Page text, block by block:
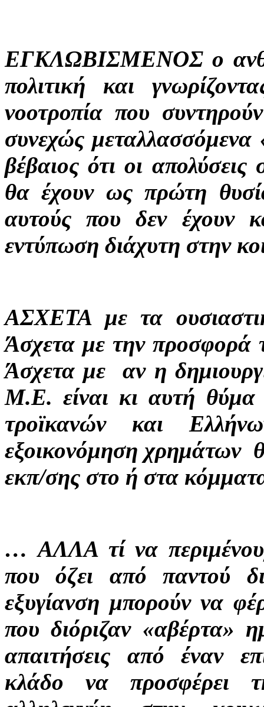
ΕΓΚΛΩΒΙΣΜΕΝΟΣ ο
πολιτική και
νοοτροπία που
συνεχώς μεταλλασσόμενα
βέβαιος ότι οι
θα έχουν ως πρώτη
αυτούς που δεν έχουν
εντύπωση διάχυτη στην
ΑΣΧΕΤΑ με τα
Άσχετα με την προσφορά
Άσχετα με αν η
Μ.Ε. είναι κι αυτή θύμα
τροϊκανών και
εξοικονόμηση χρημάτων
εκπ/σης στο ή στα
… ΑΛΛΑ τί να
που όζει από παντού
εξυγίανση μπορούν να
που διόριζαν «αβέρτα»
απαιτήσεις από έναν
κλάδο να προσφέρει